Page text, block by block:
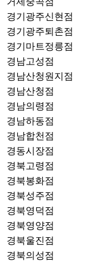
경기광주신현점
경기광주퇴촌점
경기마트정릉점
경남고성점
경남산청원지점
경남산청점
경남의령점
경남하동점
경남합천점
경동시장점
경북고령점
경북봉화점
경북성주점
경북영덕점
경북영양점
경북울진점
경북의성점